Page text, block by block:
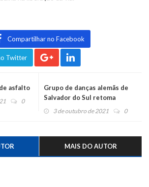
Compartilhar no Facebook
Twitter
asfalto
0
Grupo de danças alemãs de
Salvador do Sul retoma
ensaios3 de outubro de 2021 0
MAIS DO AUTOR